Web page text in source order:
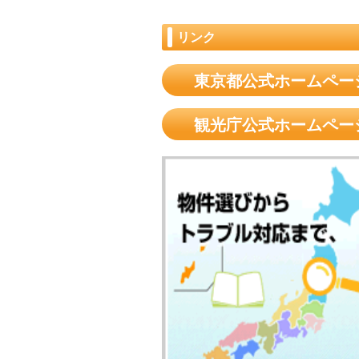
リンク
東京都公式ホームペー
観光庁公式ホームペー